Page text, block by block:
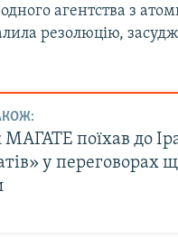
агентства з
резолюцію,
МАГАТЕ поїхав до
у переговорах